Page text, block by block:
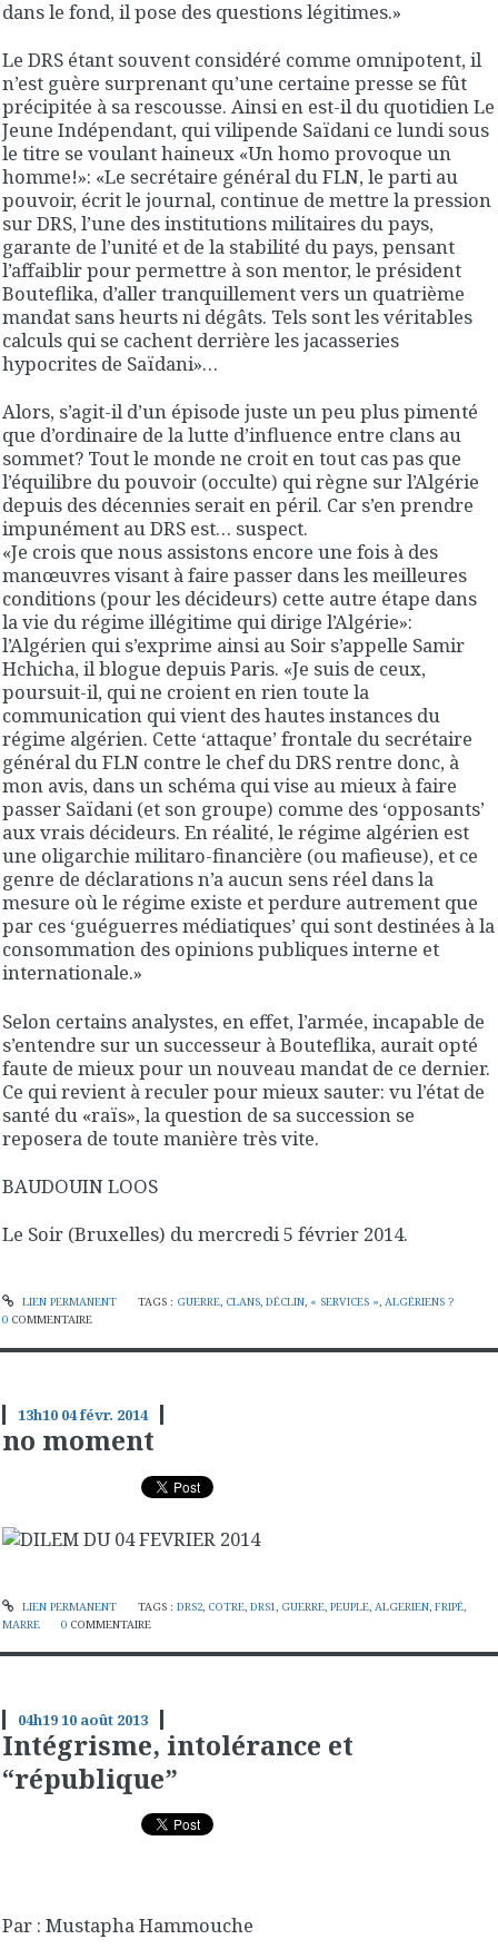
dans le fond, il pose des questions légitimes.»
Le DRS étant souvent considéré comme omnipotent, il
n’est guère surprenant qu’une certaine presse se fût
précipitée à sa rescousse. Ainsi en est-il du quotidien Le
Jeune Indépendant, qui vilipende Saïdani ce lundi sous
le titre se voulant haineux «Un homo provoque un
homme!»: «Le secrétaire général du FLN, le parti au
pouvoir, écrit le journal, continue de mettre la pression
sur DRS, l’une des institutions militaires du pays,
garante de l’unité et de la stabilité du pays, pensant
l’affaiblir pour permettre à son mentor, le président
Bouteflika, d’aller tranquillement vers un quatrième
mandat sans heurts ni dégâts. Tels sont les véritables
calculs qui se cachent derrière les jacasseries
hypocrites de Saïdani»…
Alors, s’agit-il d’un épisode juste un peu plus pimenté
que d’ordinaire de la lutte d’influence entre clans au
sommet? Tout le monde ne croit en tout cas pas que
l’équilibre du pouvoir (occulte) qui règne sur l’Algérie
depuis des décennies serait en péril. Car s’en prendre
impunément au DRS est… suspect.
«Je crois que nous assistons encore une fois à des
manœuvres visant à faire passer dans les meilleures
conditions (pour les décideurs) cette autre étape dans
la vie du régime illégitime qui dirige l’Algérie»:
l’Algérien qui s’exprime ainsi au Soir s’appelle Samir
Hchicha, il blogue depuis Paris. «Je suis de ceux,
poursuit-il, qui ne croient en rien toute la
communication qui vient des hautes instances du
régime algérien. Cette ‘attaque’ frontale du secrétaire
général du FLN contre le chef du DRS rentre donc, à
mon avis, dans un schéma qui vise au mieux à faire
passer Saïdani (et son groupe) comme des ‘opposants’
aux vrais décideurs. En réalité, le régime algérien est
une oligarchie militaro-financière (ou mafieuse), et ce
genre de déclarations n’a aucun sens réel dans la
mesure où le régime existe et perdure autrement que
par ces ‘guéguerres médiatiques’ qui sont destinées à la
consommation des opinions publiques interne et
internationale.»
Selon certains analystes, en effet, l’armée, incapable de
s’entendre sur un successeur à Bouteflika, aurait opté
faute de mieux pour un nouveau mandat de ce dernier.
Ce qui revient à reculer pour mieux sauter: vu l’état de
santé du «raïs», la question de sa succession se
reposera de toute manière très vite.
BAUDOUIN LOOS
Le Soir (Bruxelles) du mercredi 5 février 2014.
LIEN PERMANENT TAGS : GUERRE, CLANS, DÉCLIN, « SERVICES », ALGÉRIENS ?
0 COMMENTAIRE
13h10 04févr. 2014
no moment
LIEN PERMANENT TAGS : DRS2, COTRE, DRS1, GUERRE, PEUPLE, ALGERIEN, FRIPÉ,
MARRE
0 COMMENTAIRE
04h1910 août 2013
Intégrisme, intolérance et
“république”
Par : Mustapha Hammouche